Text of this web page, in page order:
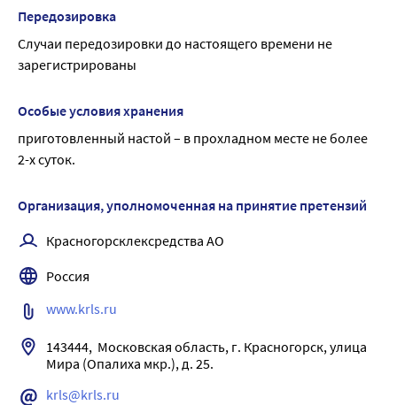
желтый с белыми, желтовато-белыми, желтыми,
вкраплениями. Запах слабый. Вкус водного извлечения
солоновато-горький.
Передозировка
Случаи передозировки до настоящего времени не
зарегистрированы
Особые условия хранения
приготовленный настой – в прохладном месте не более
2-х суток.
Организация, уполномоченная на принятие претензий
Красногорсклексредства АО
Россия
www.krls.ru
143444,  Московская область, г. Красногорск, улица
krls@krls.ru